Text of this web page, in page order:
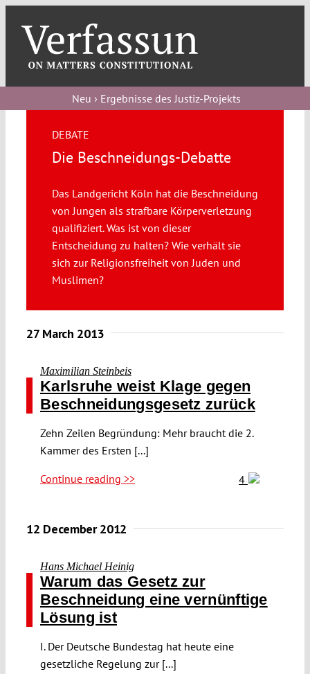
content
blog
podcast
Verfassungs
editorial
Projects
Neu › Ergebnisse des Justiz-Projekts
DEBATE
Die Beschneidungs-Debatte
Das Landgericht Köln hat die Beschneidung
von Jungen als strafbare Körperverletzung
qualifiziert. Was ist von dieser
Entscheidung zu halten? Wie verhält sie
sich zur Religionsfreiheit von Juden und
Muslimen?
27 March 2013
Maximilian Steinbeis
Karlsruhe weist Klage gegen
Beschneidungsgesetz zurück
Zehn Zeilen Begründung: Mehr braucht die 2.
Kammer des Ersten [...]
Continue reading >> 4
12 December 2012
Hans Michael Heinig
Warum das Gesetz zur
Beschneidung eine vernünftige
Lösung ist
I. Der Deutsche Bundestag hat heute eine
gesetzliche Regelung zur [...]